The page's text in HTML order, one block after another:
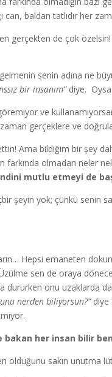
can, baldan tatlıdır her
gerçekten de çok özelsin!
senin adına ne
bir insanım” diye. Oysa
ve
gerçeklere ve
Ama bildiğim bir şey
farkında olmadan neler
mutlu etmeyi de
şeyin yok; çünkü senin
Hepsi emaneten
sen de oraya
dururken onu uzaklarda
nerden biliyorsun?” diye
her insan bilir
olduğunu sakın unutma